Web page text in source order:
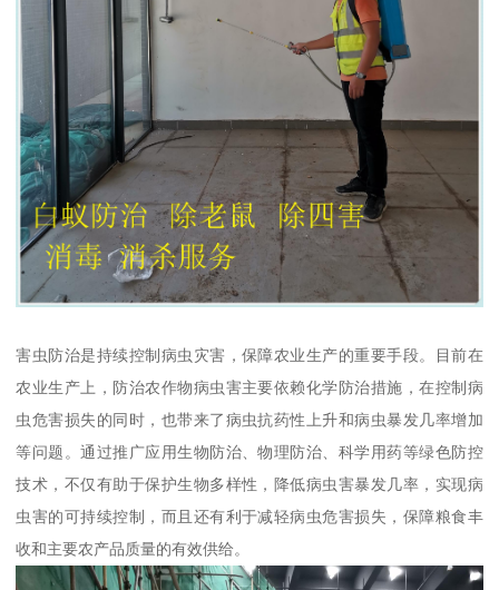
害虫防治是持续控制病虫灾害，保障农业生产的重要手段。目前在
农业生产上，防治农作物病虫害主要依赖化学防治措施，在控制病
虫危害损失的同时，也带来了病虫抗药性上升和病虫暴发几率增加
等问题。通过推广应用生物防治、物理防治、科学用药等绿色防控
技术，不仅有助于保护生物多样性，降低病虫害暴发几率，实现病
虫害的可持续控制，而且还有利于减轻病虫危害损失，保障粮食丰
收和主要农产品质量的有效供给。